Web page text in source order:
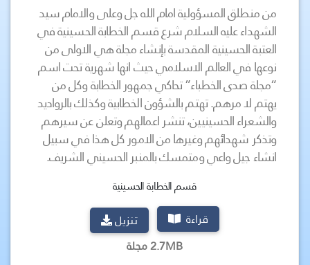
من منطلق المسؤولية امام الله جل وعلى والامام سيد
الشهداء عليه السلام شرع قسم الخطابة الحسينية في
العتبة الحسينية المقدسة بإنشاء مجلة هي الاولى من
نوعها في العالم الاسلامي حيث انها شهرية تحت اسم
“مجلة صدى الخطباء” تحاكي جمهور الخطابة وكل من
يهتم لا مرهم. تهتم بالشؤون الخطابية وكذلك بالرواديد
والشعراء الحسينيين، تنشر اعمالهم وتعلن عن سيرهم
وتذكر شهدائهم وغيرها من الامور كل هذا في سبيل
انشاء جيل واعي ومتمسك بالمنبر الحسيني الشريف.
قسم الخطابة الحسينية
قراءة
تنزيل
2.7MB مجلة